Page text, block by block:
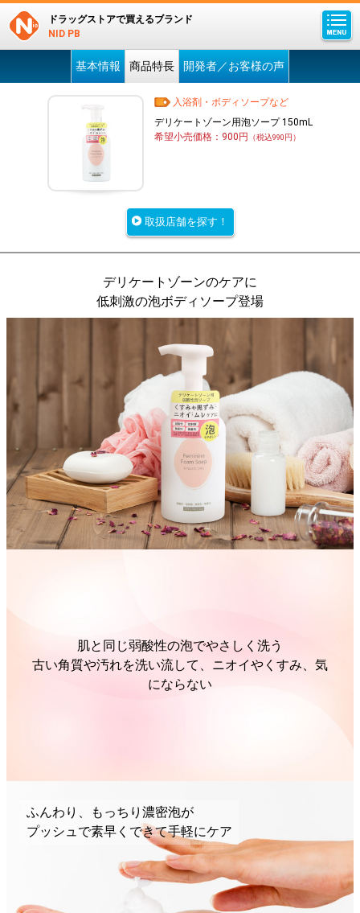
ドラッグストアで買えるブランド
NID PB
基本情報 商品特長 開発者／お客様の声
入浴剤・ボディソープなど
デリケートゾーン用泡ソープ 150mL
希望小売価格：900円
（税込990円）
取扱店舗を探す！